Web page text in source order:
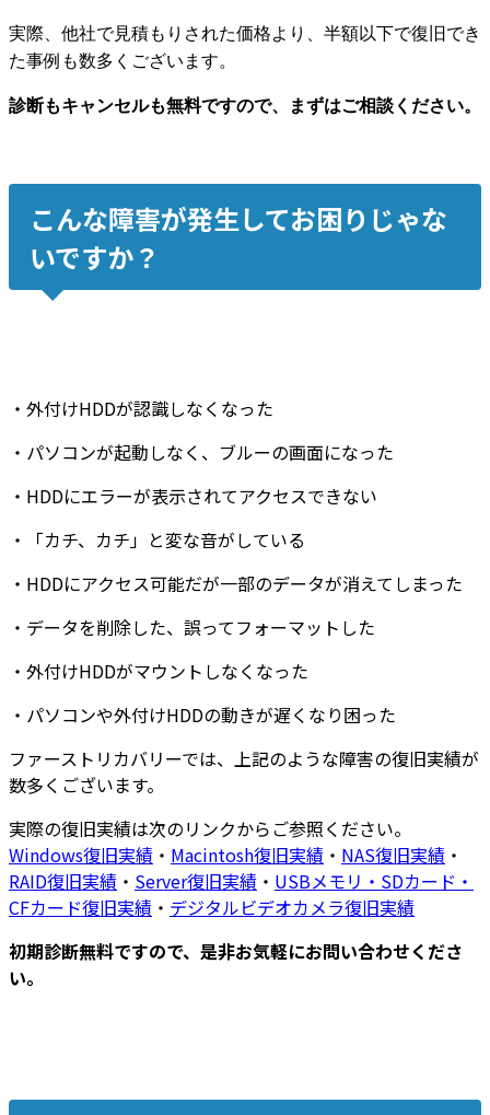
実際、他社で見積もりされた価格より、半額以下で復旧でき
た事例も数多くございます。
診断もキャンセルも無料ですので、まずはご相談ください。
こんな障害が発生してお困りじゃな
いですか？
・ 外付けHDDが認識しなくなった
・ パソコンが起動しなく 、 ブルーの画面になった
・ HDDにエラーが表示されてアクセスできない
・
「カチ、カチ」と変な音がしている
・ HDDにアクセス可能だが一部のデータが消えてしまった
・ データを削除した、 誤ってフォーマットした
・ 外付けHDDがマウントしなくなった
・ パソコンや外付けHDDの動きが遅くなり困った
ファーストリカバリーでは、上記のような障害の復旧実績が
数多くございます。
実際の復旧実績は次のリンクからご参照ください。
Windows復旧実績 ・ Macintosh復旧実績 ・ NAS復旧実績 ・
RAID復旧実績 ・ Server復旧実績 ・ USBメモリ・SDカード・
CFカード復旧実績 ・ デジタルビデオカメラ復旧実績
初期診断無料ですので、是非お気軽にお問い合わせくださ
い。